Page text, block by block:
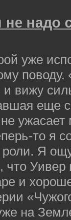
не надо
уже
и вижу
то я
роли. Я
что
и
на